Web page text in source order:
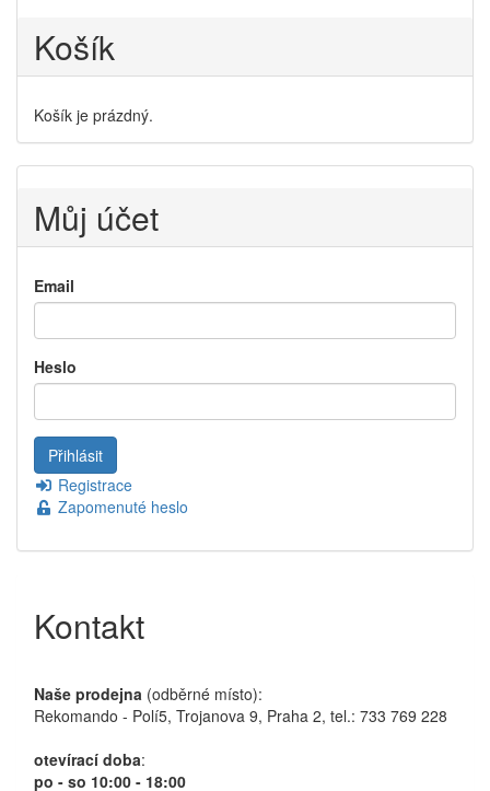
Košík
Košík je prázdný.
Můj účet
Email
Heslo
Registrace
Zapomenuté heslo
Kontakt
Naše prodejna (odběrné místo):
Rekomando - Polí5, Trojanova 9, Praha 2, tel.: 733 769 228
otevírací doba:
po - so 10:00 - 18:00